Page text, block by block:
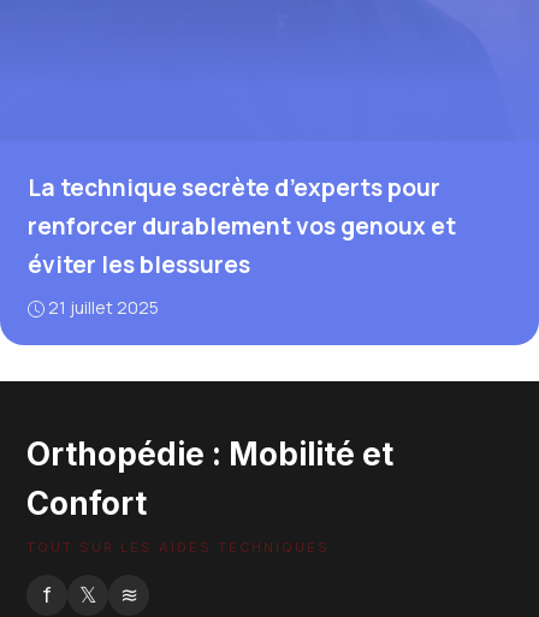
La technique secrète d’experts pour
renforcer durablement vos genoux et
éviter les blessures
21 juillet 2025
Orthopédie : Mobilité et
Confort
TOUT SUR LES AIDES TECHNIQUES
f 𝕏 ≋